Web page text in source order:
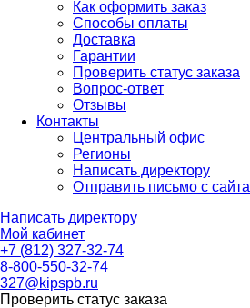
Как оформить заказ
Способы оплаты
Доставка
Гарантии
Проверить статус заказа
Вопрос-ответ
Отзывы
Контакты
Центральный офис
Регионы
Написать директору
Отправить письмо с сайта
Написать директору
Мой кабинет
+7 (812) 327-32-74
8-800-550-32-74
327@kipspb.ru
Проверить статус заказа